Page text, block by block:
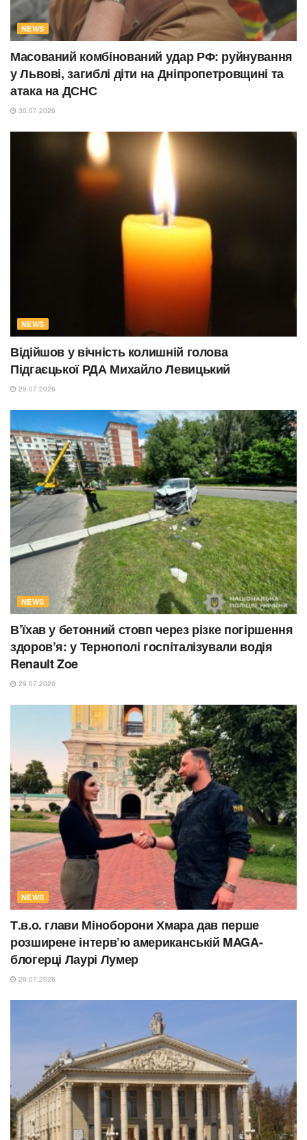
NEWS
Масований комбінований удар РФ: руйнування
у Львові, загиблі діти на Дніпропетровщині та
атака на ДСНС
30.07.2026
NEWS
Відійшов у вічність колишній голова
Підгаєцької РДА Михайло Левицький
29.07.2026
NEWS
В’їхав у бетонний стовп через різке погіршення
здоров’я: у Тернополі госпіталізували водія
Renault Zoe
29.07.2026
NEWS
Т.в.о. глави Міноборони Хмара дав перше
розширене інтерв’ю американській MAGA-
блогерці Лаурі Лумер
29.07.2026